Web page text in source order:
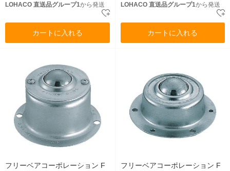
LOHACO 直送品グループ1から発送
カートに入れる
LOHACO 直送品グループ1から発送
カートに入れる
フリーベアコーポレーション F
フリーベアコーポレーション F